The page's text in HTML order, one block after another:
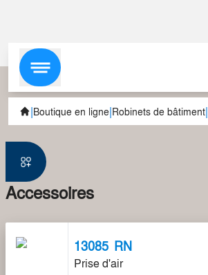
|Boutique en ligne|Robinets de bâtiment|
Accessoires
13085 RN
Prise d'air